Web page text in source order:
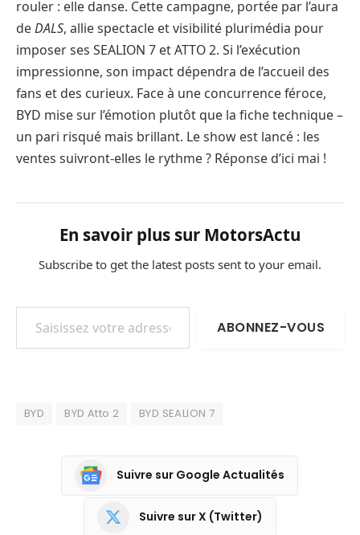
rouler : elle danse. Cette campagne, portée par l’aura
deDALS, allie spectacle et visibilité plurimédia pour
imposer ses SEALION 7 et ATTO 2. Si l’exécution
impressionne, son impact dépendra de l’accueil des
fans et des curieux. Face à une concurrence féroce,
BYD mise sur l’émotion plutôt que la fiche technique –
un pari risqué mais brillant. Le show est lancé : les
ventes suivront-elles le rythme ? Réponse d’ici mai !
En savoir plus sur MotorsActu
Subscribe to get the latest posts sent to your email.
Saisissez votre adresse e-mail…
ABONNEZ-VOUS
BYD BYD Atto 2 BYD SEALION 7
Suivre sur Google Actualités
Suivre sur X (Twitter)